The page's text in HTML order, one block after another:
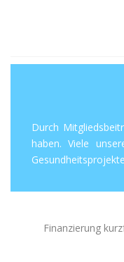
Durch
haben. Viele
Finanzierung